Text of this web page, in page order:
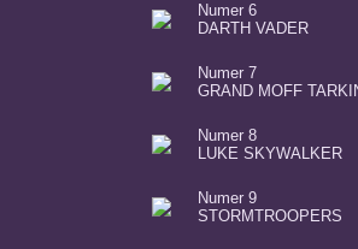
Numer 6
DARTH VADER
Numer 7
GRAND MOFF
Numer 8
LUKE SKYWALKER
Numer 9
STORMTROOPERS